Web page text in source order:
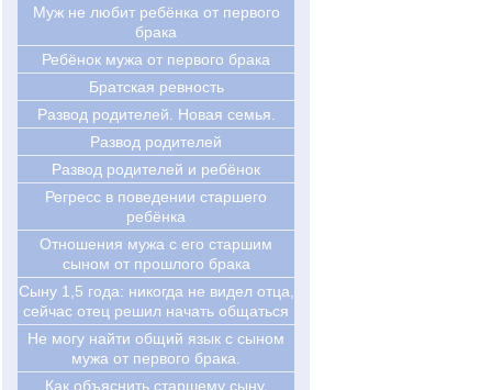
Муж не любит ребёнка от первого
брака
Ребёнок мужа от первого брака
Братская ревность
Развод родителей. Новая семья.
Развод родителей
Развод родителей и ребёнок
Регресс в поведении старшего
ребёнка
Отношения мужа с его старшим
сыном от прошлого брака
Cыну 1,5 года: никогда не видел отца,
сейчас отец решил начать общаться
Не могу найти общий язык с сыном
мужа от первого брака.
Как объяснить старшему сыну,